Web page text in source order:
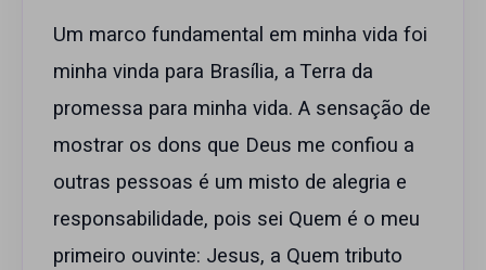
Um marco fundamental em minha vida foi
minha vinda para Brasília, a Terra da
promessa para minha vida. A sensação de
mostrar os dons que Deus me confiou a
outras pessoas é um misto de alegria e
responsabilidade, pois sei Quem é o meu
primeiro ouvinte: Jesus, a Quem tributo